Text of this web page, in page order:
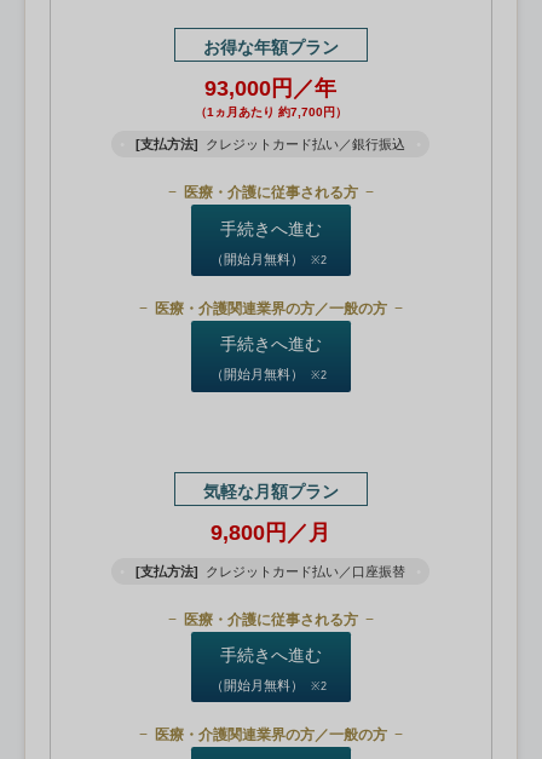
お得な年額プラン
93,000円／年
（1ヵ月あたり 約7,700円）
[支払方法] クレジットカード払い／銀行振込
医療・介護に従事される方
手続きへ進む
（開始月無料） ※2
医療・介護関連業界の方／一般の方
手続きへ進む
（開始月無料） ※2
気軽な月額プラン
9,800円／月
[支払方法] クレジットカード払い／口座振替
医療・介護に従事される方
手続きへ進む
（開始月無料） ※2
医療・介護関連業界の方／一般の方